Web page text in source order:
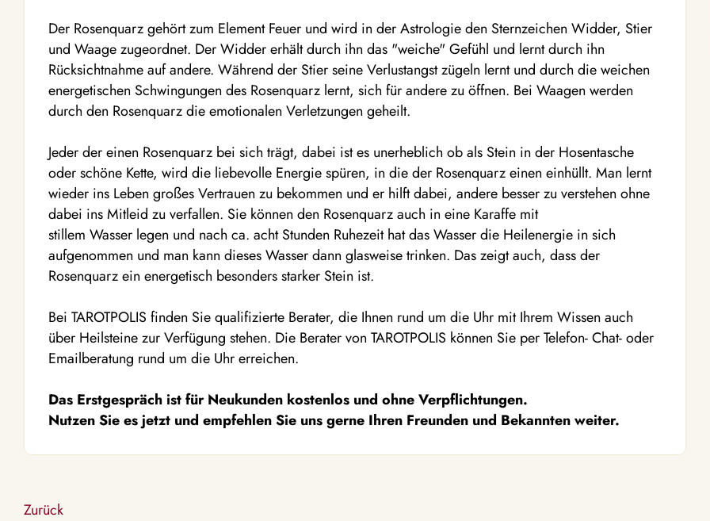
Der Rosenquarz gehört zum Element Feuer und wird in der Astrologie den Sternzeichen Widder, Stier
und Waage zugeordnet. Der Widder erhält durch ihn das "weiche" Gefühl und lernt durch ihn
Rücksichtnahme auf andere. Während der Stier seine Verlustangst zügeln lernt und durch die weichen
energetischen Schwingungen des Rosenquarz lernt, sich für andere zu öffnen. Bei Waagen werden
durch den Rosenquarz die emotionalen Verletzungen geheilt.
Jeder der einen Rosenquarz bei sich trägt, dabei ist es unerheblich ob als Stein in der Hosentasche
oder schöne Kette, wird die liebevolle Energie spüren, in die der Rosenquarz einen einhüllt. Man lernt
wieder ins Leben großes Vertrauen zu bekommen und er hilft dabei, andere besser zu verstehen ohne
dabei ins Mitleid zu verfallen. Sie können den Rosenquarz auch in eine Karaffe mit
stillem Wasser legen und nach ca. acht Stunden Ruhezeit hat das Wasser die Heilenergie in sich
aufgenommen und man kann dieses Wasser dann glasweise trinken. Das zeigt auch, dass der
Rosenquarz ein energetisch besonders starker Stein ist.
Bei TAROTPOLIS finden Sie qualifizierte Berater, die Ihnen rund um die Uhr mit Ihrem Wissen auch
über Heilsteine zur Verfügung stehen. Die Berater von TAROTPOLIS können Sie per Telefon- Chat- oder
Emailberatung rund um die Uhr erreichen.
Das Erstgespräch ist für Neukunden kostenlos und ohne Verpflichtungen.
Nutzen Sie es jetzt und empfehlen Sie uns gerne Ihren Freunden und Bekannten weiter.
Zurück